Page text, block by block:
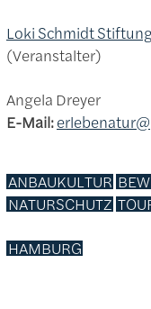
Loki Schmidt
Veranstalter
Angela Dreyer
E-Mail:
ANBAUKULTUR
NATURSCHUTZ
HAMBURG